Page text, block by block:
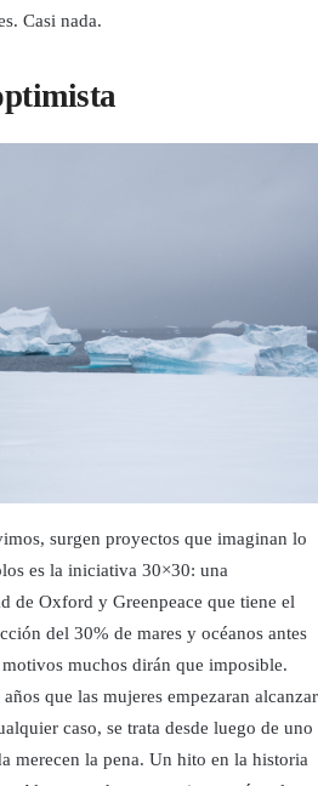
Casi nada.
surgen proyectos que imaginan lo
es la iniciativa 30×30: una
de Oxford y Greenpeace que tiene el
del 30% de mares y océanos antes
muchos dirán que imposible.
que las mujeres empezaran alcanzar
caso, se trata desde luego de uno
merecen la pena. Un hito en la historia